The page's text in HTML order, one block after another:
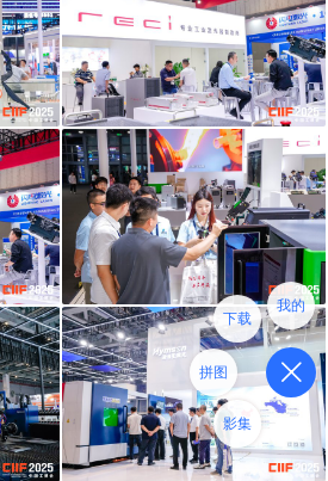
我的
下载
拼图
影集